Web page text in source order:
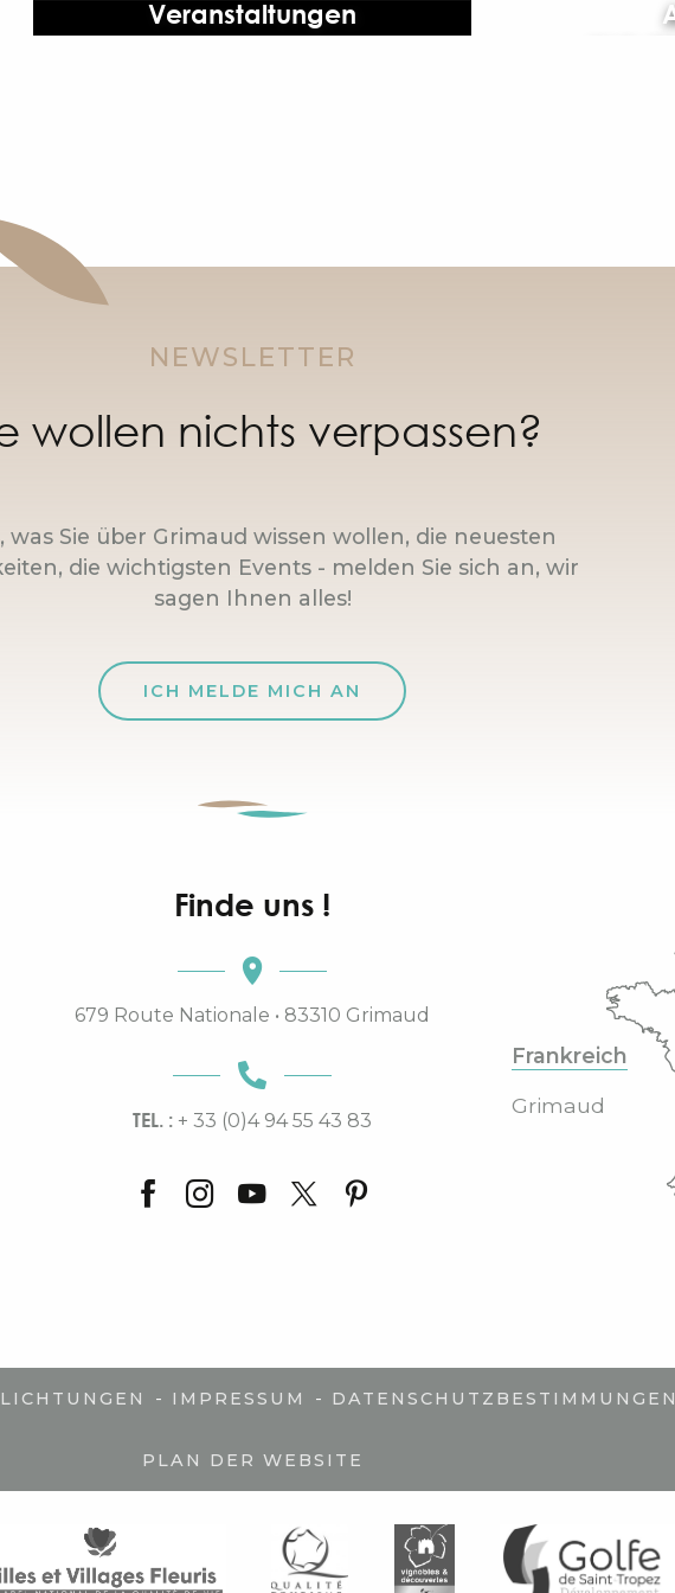
Veranstaltungen
NEWSLETTER
wollen nichts verpassen?
was Sie über Grimaud wissen wollen, die neuesten
die wichtigsten Events - melden Sie sich an, wir
sagen Ihnen alles!
ICH MELDE MICH AN
Finde uns !
679 Route Nationale • 83310 Grimaud
TEL. : + 33 (0)4 94 55 43 83
Frankreich
Grimaud
- IMPRESSUM - DATENSCHUTZBESTIMMUNGEN
PLAN DER WEBSITE